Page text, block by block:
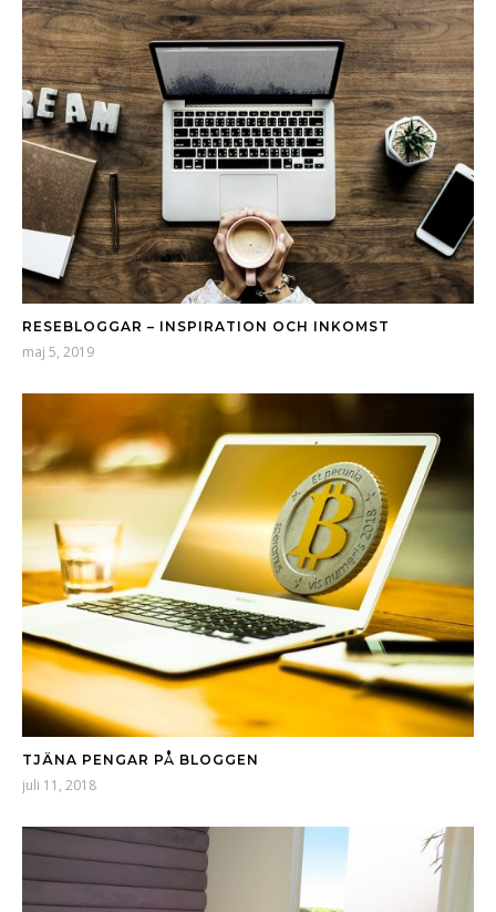
RESEBLOGGAR – INSPIRATION OCH INKOMST
maj 5, 2019
TJÄNA PENGAR PÅ BLOGGEN
juli 11, 2018